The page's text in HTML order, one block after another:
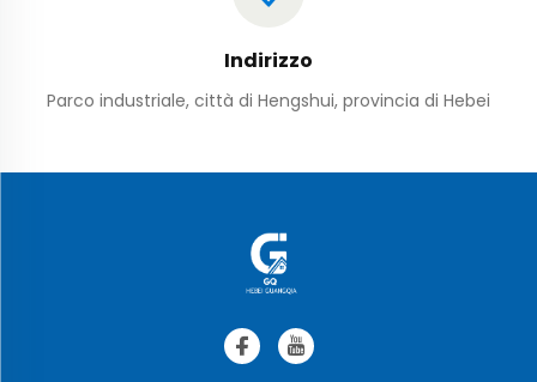
Indirizzo
Parco industriale, città di Hengshui, provincia di Hebei